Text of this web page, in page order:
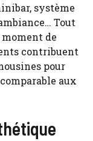
système
Tout
de
contribuent
pour
aux